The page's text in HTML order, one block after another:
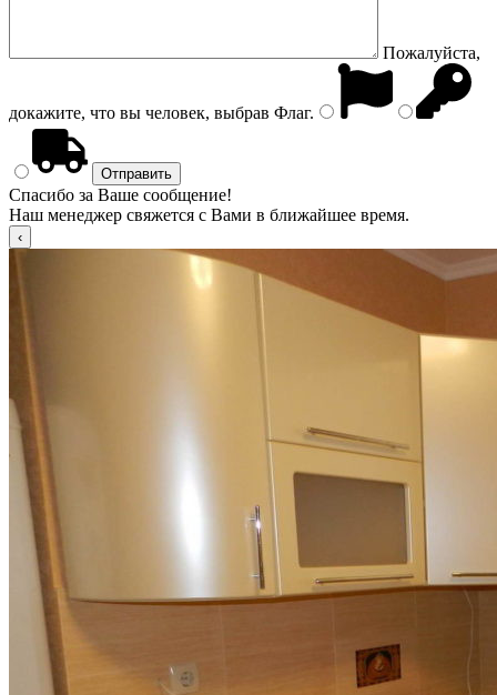
Пожалуйста,
докажите, что вы человек, выбрав Флаг.
Спасибо за Ваше сообщение!
Наш менеджер свяжется с Вами в ближайшее время.